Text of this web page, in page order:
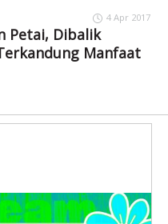
4 Apr 2017
Petai, Dibalik
Manfaat